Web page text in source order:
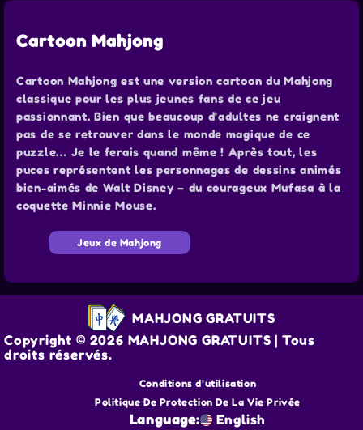
Cartoon Mahjong
Cartoon Mahjong est une version cartoon du Mahjong
classique pour les plus jeunes fans de ce jeu
passionnant. Bien que beaucoup d'adultes ne craignent
pas de se retrouver dans le monde magique de ce
puzzle… Je le ferais quand même ! Après tout, les
puces représentent les personnages de dessins animés
bien-aimés de Walt Disney – du courageux Mufasa à la
coquette Minnie Mouse.
Jeux de Mahjong
MAHJONG GRATUITS
Copyright © 2026 MAHJONG GRATUITS | Tous
droits réservés.
Conditions d’utilisation
Politique De Protection De La Vie Privée
Language: English